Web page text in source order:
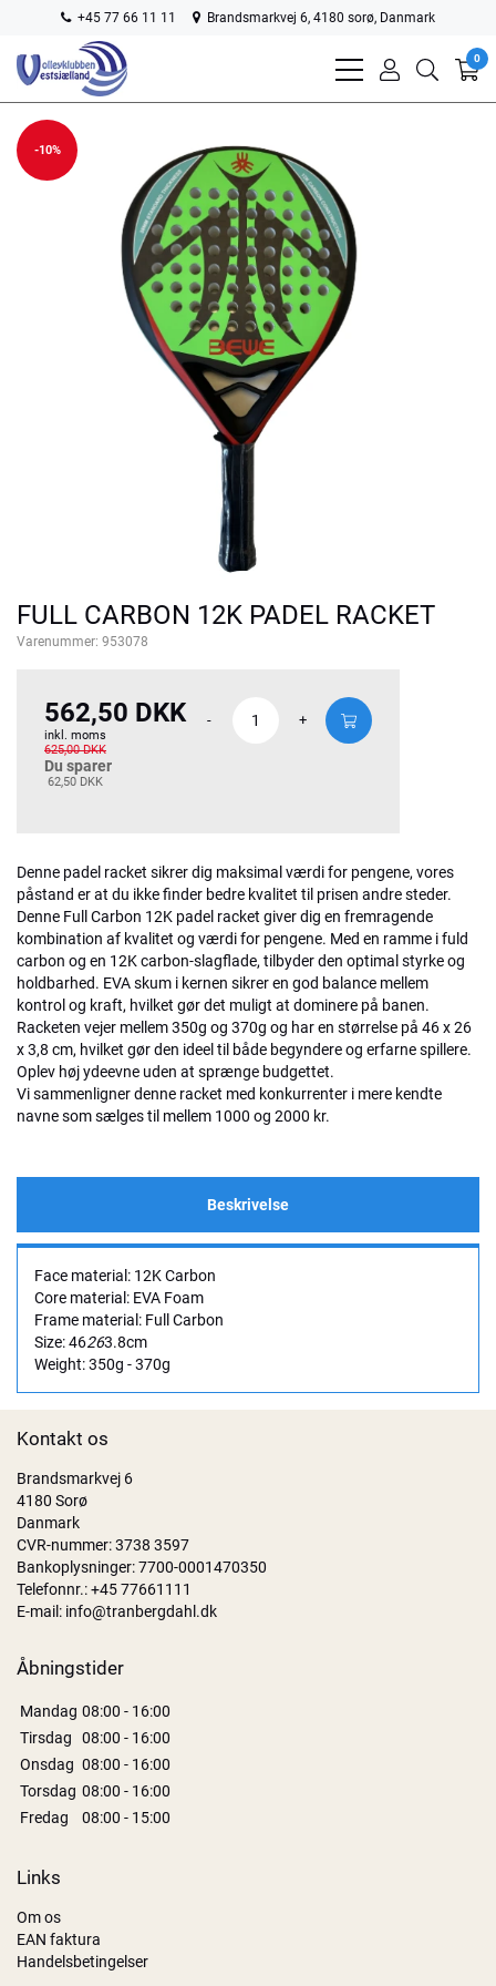
+45 77 66 11 11 Brandsmarkvej 6, 4180 sorø, Danmark
bars
user
search
0
-10%
FULL CARBON 12K PADEL RACKET
Varenummer: 953078
562,50 DKK
inkl. moms
625,00 DKK
Du sparer
62,50 DKK
- +
Denne padel racket sikrer dig maksimal værdi for pengene, vores
påstand er at du ikke finder bedre kvalitet til prisen andre steder.
Denne Full Carbon 12K padel racket giver dig en fremragende
kombination af kvalitet og værdi for pengene. Med en ramme i fuld
carbon og en 12K carbon-slagflade, tilbyder den optimal styrke og
holdbarhed. EVA skum i kernen sikrer en god balance mellem
kontrol og kraft, hvilket gør det muligt at dominere på banen.
Racketen vejer mellem 350g og 370g og har en størrelse på 46 x 26
x 3,8 cm, hvilket gør den ideel til både begyndere og erfarne spillere.
Oplev høj ydeevne uden at sprænge budgettet.
Vi sammenligner denne racket med konkurrenter i mere kendte
navne som sælges til mellem 1000 og 2000 kr.
Beskrivelse
Face material: 12K Carbon
Core material: EVA Foam
Frame material: Full Carbon
Size: 46263.8cm
Weight: 350g - 370g
Kontakt os
Brandsmarkvej 6
4180 Sorø
Danmark
CVR-nummer: 3738 3597
Bankoplysninger: 7700-0001470350
Telefonnr.:+45 77661111
E-mail: info@tranbergdahl.dk
Åbningstider
Mandag 08:00 - 16:00
Tirsdag
08:00 - 16:00
Onsdag 08:00 - 16:00
Torsdag 08:00 - 16:00
Fredag
08:00 - 15:00
Links
Om os
EAN faktura
Handelsbetingelser